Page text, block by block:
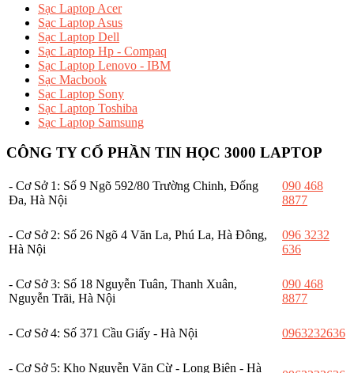
Sạc Laptop Acer
Sạc Laptop Asus
Sạc Laptop Dell
Sạc Laptop Hp - Compaq
Sạc Laptop Lenovo - IBM
Sạc Macbook
Sạc Laptop Sony
Sạc Laptop Toshiba
Sạc Laptop Samsung
CÔNG TY CỔ PHẦN TIN HỌC 3000 LAPTOP
- Cơ Sở 1: Số 9 Ngõ 592/80 Trường Chinh, Đống
Đa, Hà Nội
090 468
8877
- Cơ Sở 2: Số 26 Ngõ 4 Văn La, Phú La, Hà Đông,
Hà Nội
096 3232
636
- Cơ Sở 3: Số 18 Nguyễn Tuân, Thanh Xuân,
Nguyễn Trãi, Hà Nội
090 468
8877
- Cơ Sở 4: Số 371 Cầu Giấy - Hà Nội 0963232636
- Cơ Sở 5: Kho Nguyễn Văn Cừ - Long Biên - Hà